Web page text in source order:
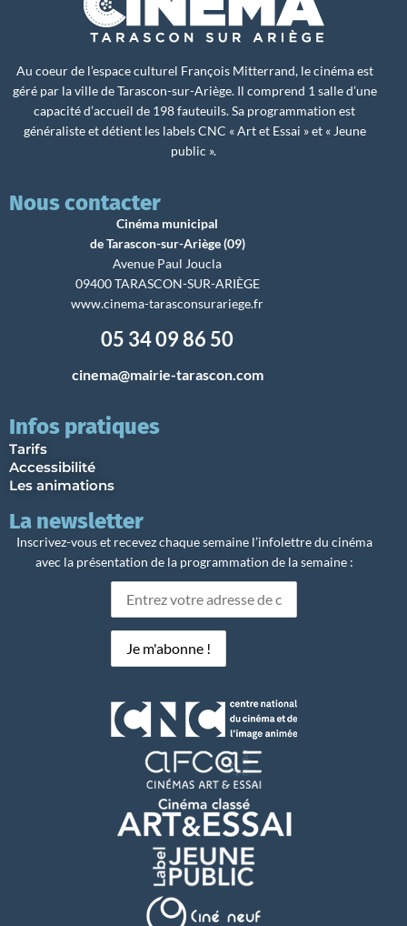
Au coeur de l’espace culturel François Mitterrand, le cinéma est
géré par la ville de Tarascon-sur-Ariège. Il comprend 1 salle d’une
capacité d’accueil de 198 fauteuils. Sa programmation est
généraliste et détient les labels CNC « Art et Essai » et « Jeune
public ».
Nous contacter
Cinéma municipal
de Tarascon-sur-Ariège (09)
Avenue Paul Joucla
09400 TARASCON-SUR-ARIÈGE
www.cinema-tarasconsurariege.fr
05 34 09 86 50
cinema@mairie-tarascon.com
Infos pratiques
Tarifs
Accessibilité
Les animations
La newsletter
Inscrivez-vous et recevez chaque semaine l’infolettre du cinéma
avec la présentation de la programmation de la semaine :